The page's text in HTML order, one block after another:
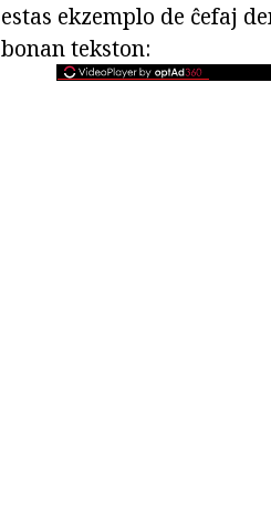
estas ekzemplo de ĉefaj
bonan tekston: